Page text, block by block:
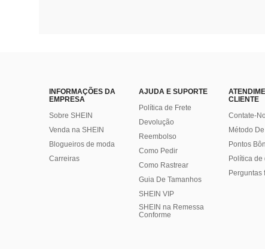
INFORMAÇÕES DA
EMPRESA
Sobre SHEIN
Venda na SHEIN
Blogueiros de moda
Carreiras
AJUDA E SUPORTE
Política de Frete
Devolução
Reembolso
Como Pedir
Como Rastrear
Guia De Tamanhos
SHEIN VIP
SHEIN na Remessa
Conforme
CLIENTE
Contate-
Método
Pontos
Política de
Perguntas